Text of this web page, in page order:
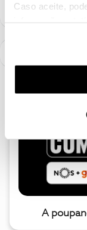
Caso aceite,
funcionalidades
funcionalidade)
(cookies de
utilização dos
A